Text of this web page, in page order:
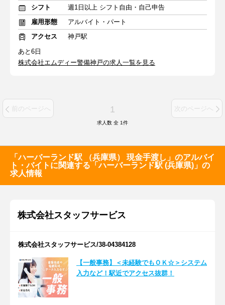
シフト
週1日以上 シフト自由・自己申告
雇用形態
アルバイト・パート
アクセス
神戸駅
あと6日
株式会社エムディー警備神戸の求人一覧を見る
前のページへ 1 次のページへ
求人数 全 1件
「ハーバーランド駅 （兵庫県） 現金手渡し」のアルバイ
ト・バイトに関連する「ハーバーランド駅 (兵庫県)」の
求人情報
株式会社スタッフサービス
株式会社スタッフサービス/38-04384128
【一般事務】＜未経験でもＯＫ☆＞システム
入力など！駅近でアクセス抜群！